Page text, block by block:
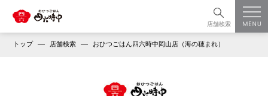
店舗検索
トップ 店舗検索 おひつごはん四六時中岡山店（海の穂まれ）